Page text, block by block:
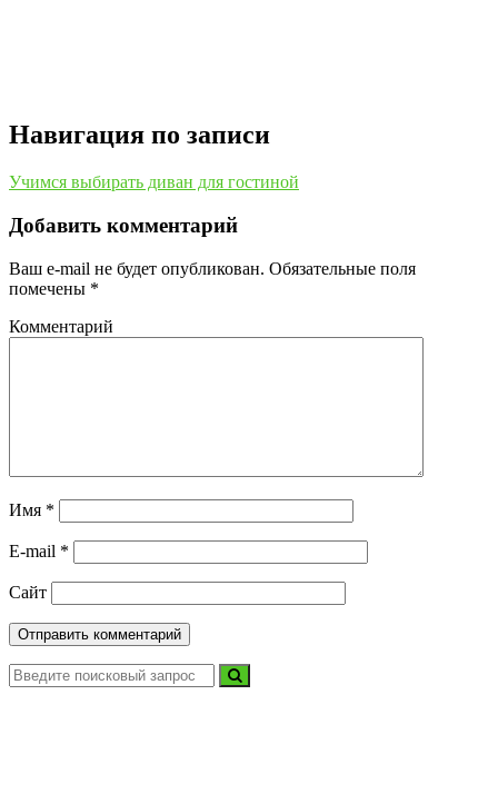
Навигация по записи
Учимся выбирать диван для гостиной
Добавить комментарий
Ваш e-mail не будет опубликован. Обязательные поля
помечены *
Комментарий
Имя *
E-mail *
Сайт